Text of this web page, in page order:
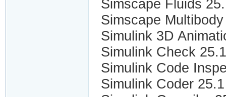
Simscape Fluids
Simscape
Simulink 3D
Simulink Check
Simulink Code
Simulink Coder